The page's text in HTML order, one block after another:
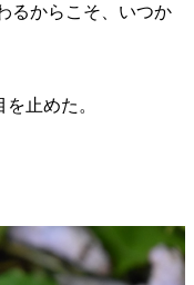
るからこそ、いつか
止めた。